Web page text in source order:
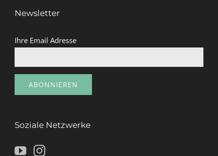
Newsletter
Ihre Email Adresse
Soziale Netzwerke